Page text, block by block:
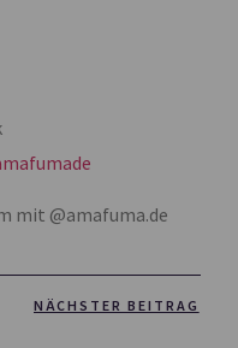
mit @amafuma.de
NÄCHSTER BEITRAG